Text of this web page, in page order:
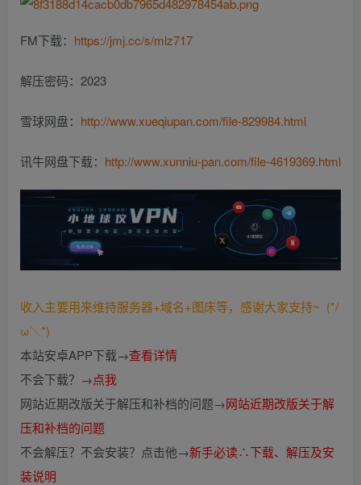
FM下载： https://jmj.cc/s/mlz717
解压密码：2023
雪球网盘： http://www.xueqiupan.com/file-829984.html
讯牛网盘下载： http://www.xunniu-pan.com/file-4619369.html
收入主要用来维持服务器+域名+图床等，感谢大家支持~ (*/
ω＼*)
本站安卓APP下载→查看详情
不会下载？→点我
网站近期改版关于解压和补档的问题→网站近期改版关于解
压和补档的问题
不会解压？不会安装？点击他→新手必读∴下载、解压及安
装说明